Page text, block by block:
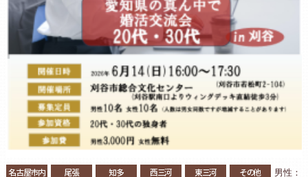
名古屋市内 尾張 知多 西三河 東三河 その他
男性：